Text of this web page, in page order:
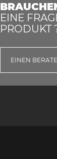
EINE
PRODUKT
EINEN